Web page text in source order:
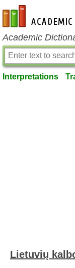
en-academic.com
Academic
Interpretations
Lietuvių